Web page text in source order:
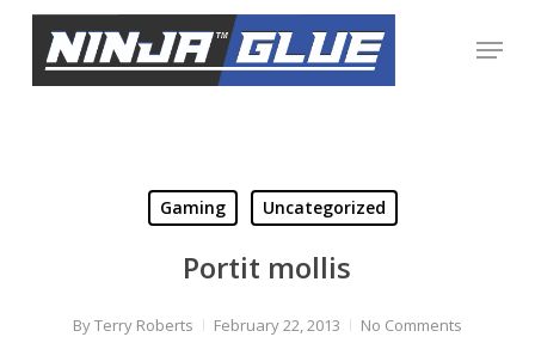
Menu
Gaming Uncategorized
Portit mollis
ByTerry Roberts February 22, 2013 No Comments